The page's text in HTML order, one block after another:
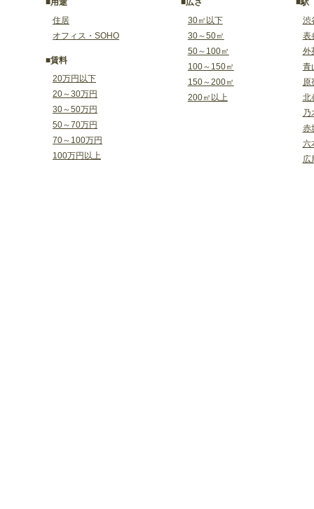
■用途
住居
オフィス・SOHO
■賃料
20万円以下
20～30万円
30～50万円
50～70万円
70～100万円
100万円以上
■広さ
30㎡以下
30～50㎡
50～100㎡
100～150㎡
150～200㎡
200㎡以上
■駅
渋
表
外
青
原
北
乃
赤
六
広